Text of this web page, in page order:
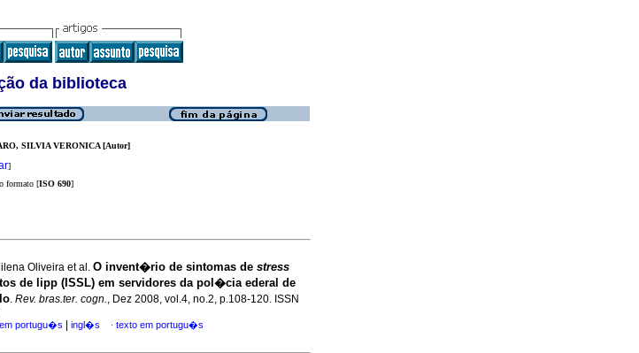
da biblioteca
SILVIA VERONICA [Autor]
]
formato [ISO 690]
Oliveira et al. O invent�rio de sintomas de stress
de lipp (ISSL) em servidores da pol�cia ederal de
. Rev. bras.ter. cogn., Dez 2008, vol.4, no.2, p.108-120. ISSN
portugu�s ingl�s · texto em portugu�s